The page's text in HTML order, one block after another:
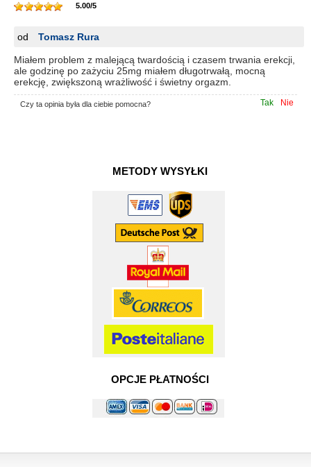
5.00/5
od Tomasz Rura
Miałem problem z malejącą twardością i czasem trwania erekcji,
ale godzinę po zażyciu 25mg miałem długotrwałą, mocną
erekcję, zwiększoną wrażliwość i świetny orgazm.
Nie
Tak
Czy ta opinia była dla ciebie pomocna?
OPCJE PŁATNOŚCI
METODY WYSYŁKI